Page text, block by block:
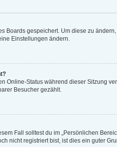
gespeichert. Um diese zu
Einstellungen ändern.
Status während dieser Sitzung
Besucher gezählt.
Fall solltest du im „Persönlichen
nicht registriert bist, ist dies ein guter